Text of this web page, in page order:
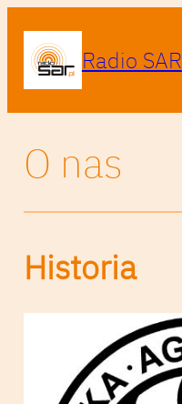
Radio SAR
O nas
Historia